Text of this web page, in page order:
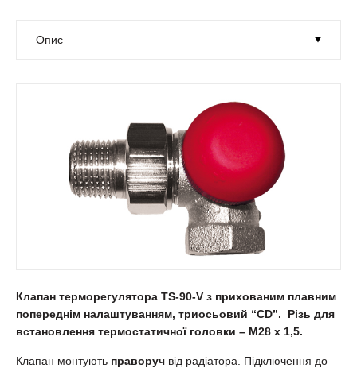
Клапан терморегулятора TS-90-V з прихованим плавним
попереднім налаштуванням, триосьовий “CD”. Різь для
встановлення термостатичної головки – М28 х 1,5.
Клапан монтують праворуч від радіатора. Підключення до